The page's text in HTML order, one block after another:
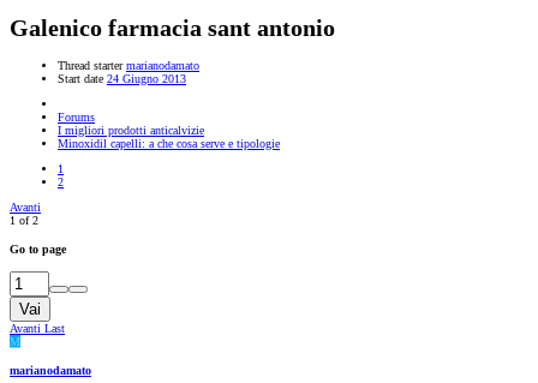
Galenico farmacia sant antonio
Thread starter marianodamato
Start date 24 Giugno 2013
Forums
I migliori prodotti anticalvizie
Minoxidil capelli: a che cosa serve e tipologie
1
2
Avanti
1 of 2
Go to page
Vai
Avanti Last
M
marianodamato